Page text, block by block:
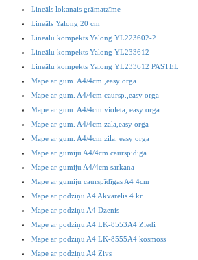
Lineāls lokanais grāmatzīme
Lineāls Yalong 20 cm
Lineālu kompekts Yalong YL223602-2
Lineālu kompekts Yalong YL233612
Lineālu kompekts Yalong YL233612 PASTEL
Mape ar gum. A4/4cm ,easy orga
Mape ar gum. A4/4cm caursp.,easy orga
Mape ar gum. A4/4cm violeta, easy orga
Mape ar gum. A4/4cm zaļa,easy orga
Mape ar gum. A4/4cm zila, easy orga
Mape ar gumiju A4/4cm caurspīdīga
Mape ar gumiju A4/4cm sarkana
Mape ar gumiju caurspīdīgas A4 4cm
Mape ar podziņu A4 Akvarelis 4 kr
Mape ar podziņu A4 Dzenis
Mape ar podziņu A4 LK-8553A4 Ziedi
Mape ar podziņu A4 LK-8555A4 kosmoss
Mape ar podziņu A4 Zivs